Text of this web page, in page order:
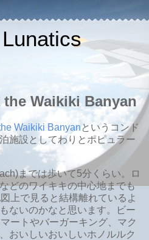
Waikiki Banyan
Waikiki Banyanというコンド
施設としてわりとポピュラー
までは歩いて5分くらい。ロ
どのワイキキの中心地までも
上で見ると結構離れているよ
ないのかなと思います。ビー
ートやバーガーキング、マク
おいしいおいしいホノルルク